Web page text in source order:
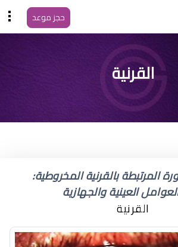
حجز موعد
أسباب القرنية
المخروطية
القرنية
المرتبطة بالقرنية المخروطية:
العينية والجهازية
القرنية